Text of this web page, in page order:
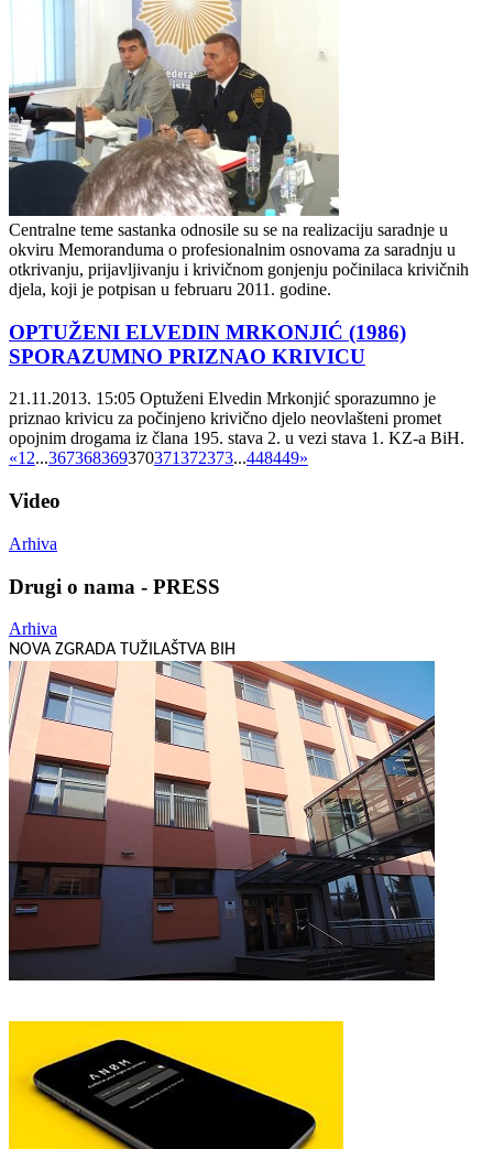
Centralne teme sastanka odnosile su se na realizaciju saradnje u
okviru Memoranduma o profesionalnim osnovama za saradnju u
otkrivanju, prijavljivanju i krivičnom gonjenju počinilaca krivičnih
djela, koji je potpisan u februaru 2011. godine.
OPTUŽENI ELVEDIN MRKONJIĆ (1986)
SPORAZUMNO PRIZNAO KRIVICU
21.11.2013. 15:05 Optuženi Elvedin Mrkonjić sporazumno je
priznao krivicu za počinjeno krivično djelo neovlašteni promet
opojnim drogama iz člana 195. stava 2. u vezi stava 1. KZ-a BiH.
«12...367368369370371372373...448449»
Video
Arhiva
Drugi o nama - PRESS
Arhiva
NOVA ZGRADA TUŽILAŠTVA BIH